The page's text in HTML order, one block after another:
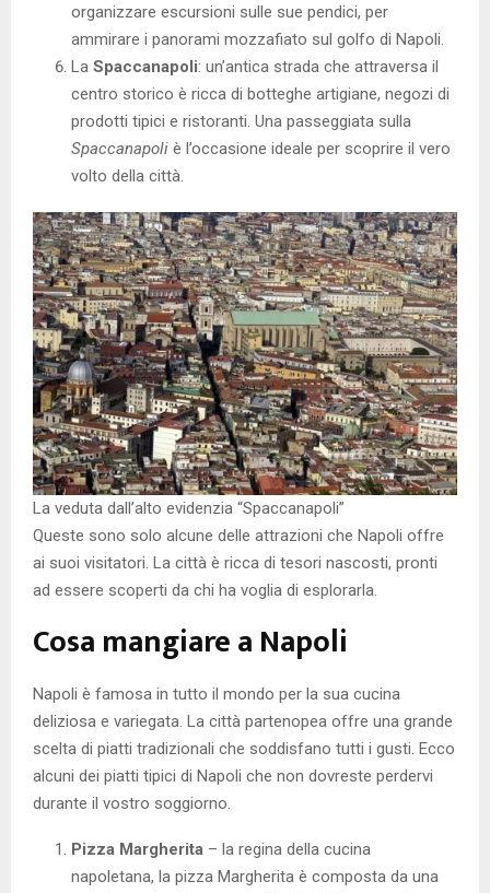
organizzare escursioni sulle sue pendici, per
ammirare i panorami mozzafiato sul golfo di Napoli.
La Spaccanapoli: un’antica strada che attraversa il
centro storico è ricca di botteghe artigiane, negozi di
prodotti tipici e ristoranti. Una passeggiata sulla
Spaccanapoli è l’occasione ideale per scoprire il vero
volto della città.
La veduta dall’alto evidenzia “Spaccanapoli”
Queste sono solo alcune delle attrazioni che Napoli offre
ai suoi visitatori. La città è ricca di tesori nascosti, pronti
ad essere scoperti da chi ha voglia di esplorarla.
Cosa mangiare a Napoli
Napoli è famosa in tutto il mondo per la sua cucina
deliziosa e variegata. La città partenopea offre una grande
scelta di piatti tradizionali che soddisfano tutti i gusti. Ecco
alcuni dei piatti tipici di Napoli che non dovreste perdervi
durante il vostro soggiorno.
Pizza Margherita – la regina della cucina
napoletana, la pizza Margherita è composta da una